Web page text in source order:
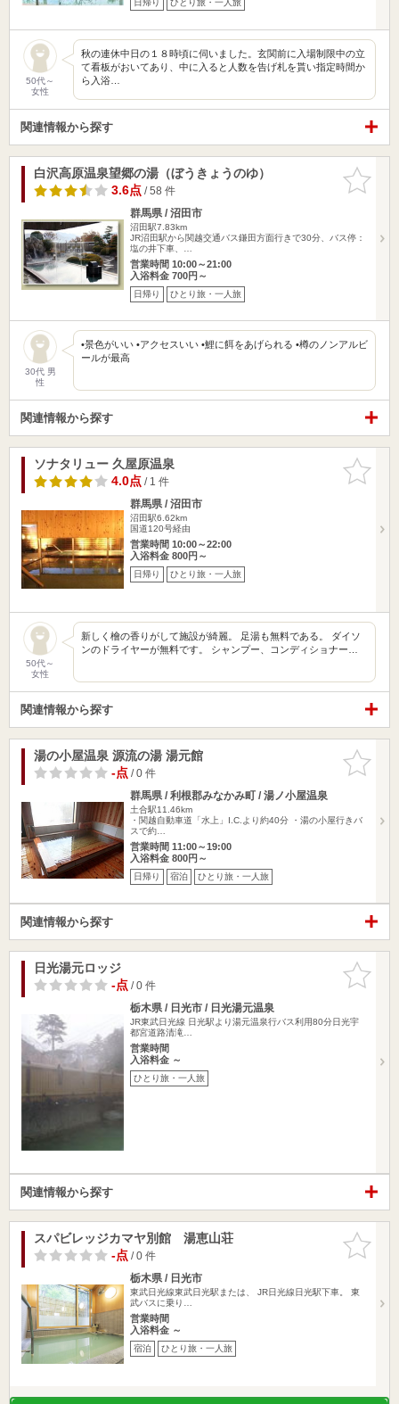
50代～
女性
秋の連休中日の１８時頃に伺いました。玄関前に入場制限中の立
て看板がおいてあり、中に入ると人数を告げ札を貰い指定時間か
ら入浴…
関連情報から探す
お気に入
りに追加
白沢高原温泉望郷の湯（ぼうきょうのゆ）
3.6点/ 58 件
群馬県 / 沼田市
沼田駅7.83km
JR沼田駅から関越交通バス鎌田方面行きで30分、バス停：
塩の井下車、…
営業時間 10:00～21:00
入浴料金 700円～
日帰り ひとり旅・一人旅
30代 男
性
•景色がいい •アクセスいい •鯉に餌をあげられる •樽のノンアルビ
ールが最高
関連情報から探す
お気に入
りに追加
ソナタリュー 久屋原温泉
4.0点/ 1 件
群馬県 / 沼田市
沼田駅6.62km
国道120号経由
営業時間 10:00～22:00
入浴料金 800円～
日帰り ひとり旅・一人旅
50代～
女性
新しく檜の香りがして施設が綺麗。 足湯も無料である。 ダイソ
ンのドライヤーが無料です。 シャンプー、コンディショナー…
関連情報から探す
お気に入
りに追加
湯の小屋温泉 源流の湯 湯元館
-点/ 0 件
群馬県 / 利根郡みなかみ町 / 湯ノ小屋温泉
土合駅11.46km
・関越自動車道「水上」I.C.より約40分 ・湯の小屋行きバ
スで約…
営業時間 11:00～19:00
入浴料金 800円～
日帰り 宿泊 ひとり旅・一人旅
関連情報から探す
お気に入
りに追加
日光湯元ロッジ
-点/ 0 件
栃木県 / 日光市 / 日光湯元温泉
JR東武日光線 日光駅より湯元温泉行バス利用80分日光宇
都宮道路清滝…
営業時間
入浴料金 ～
ひとり旅・一人旅
関連情報から探す
お気に入
りに追加
スパビレッジカマヤ別館 湯恵山荘
-点/ 0 件
栃木県 / 日光市
東武日光線東武日光駅または、 JR日光線日光駅下車。 東
武バスに乗り…
営業時間
入浴料金 ～
宿泊 ひとり旅・一人旅